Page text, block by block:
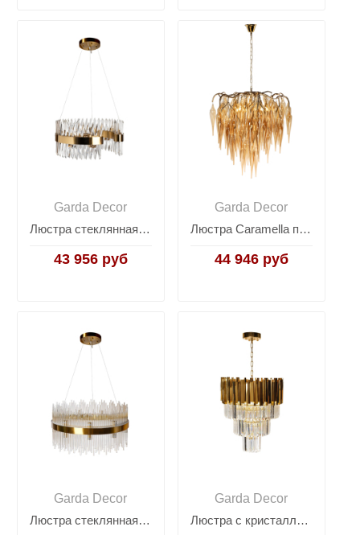
Garda Decor
Люстра стеклянная (латунь) 92EL-YG18739G-14P
43 956 руб
Garda Decor
Люстра Caramella подвесная золото 86-80356
44 946 руб
Garda Decor
Люстра стеклянная 62GDW-901-600
Garda Decor
Люстра с кристаллами (золото) 62GDM-81008-540